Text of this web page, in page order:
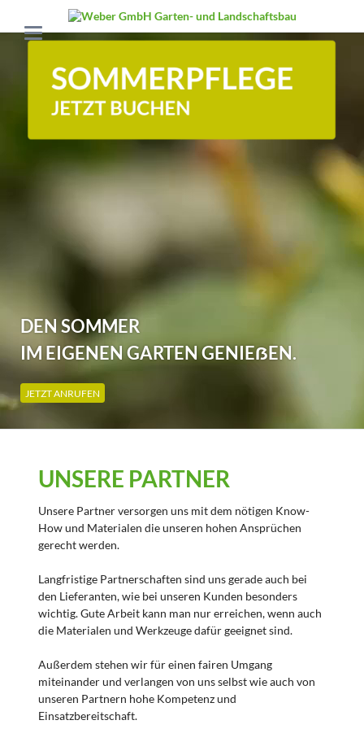
DEN SOMMER
IM EIGENEN GARTEN GENIEẞEN.
JETZT ANRUFEN
UNSERE PARTNER
Unsere Partner versorgen uns mit dem nötigen Know-
How und Materialen die unseren hohen Ansprüchen
gerecht werden.
Langfristige Partnerschaften sind uns gerade auch bei
den Lieferanten, wie bei unseren Kunden besonders
wichtig. Gute Arbeit kann man nur erreichen, wenn auch
die Materialen und Werkzeuge dafür geeignet sind.
Außerdem stehen wir für einen fairen Umgang
miteinander und verlangen von uns selbst wie auch von
unseren Partnern hohe Kompetenz und
Einsatzbereitschaft.